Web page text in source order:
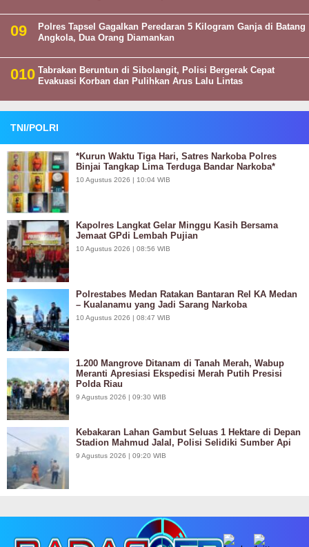
Polres Tapsel Gagalkan Peredaran 5 Kilogram Ganja di Batang
Angkola, Dua Orang Diamankan
Tabrakan Beruntun di Sibolangit, Polisi Bergerak Cepat
Evakuasi Korban dan Pulihkan Arus Lalu Lintas
TNI/POLRI
*Kurun Waktu Tiga Hari, Satres Narkoba Polres
Binjai Tangkap Lima Terduga Bandar Narkoba*
10 Agustus 2026 | 10:04 WIB
Kapolres Langkat Gelar Minggu Kasih Bersama
Jemaat GPdi Lembah Pujian
10 Agustus 2026 | 08:56 WIB
Polrestabes Medan Ratakan Bantaran Rel KA Medan
– Kualanamu yang Jadi Sarang Narkoba
10 Agustus 2026 | 08:47 WIB
1.200 Mangrove Ditanam di Tanah Merah, Wabup
Meranti Apresiasi Ekspedisi Merah Putih Presisi
Polda Riau
9 Agustus 2026 | 09:30 WIB
Kebakaran Lahan Gambut Seluas 1 Hektare di Depan
Stadion Mahmud Jalal, Polisi Selidiki Sumber Api
9 Agustus 2026 | 09:20 WIB